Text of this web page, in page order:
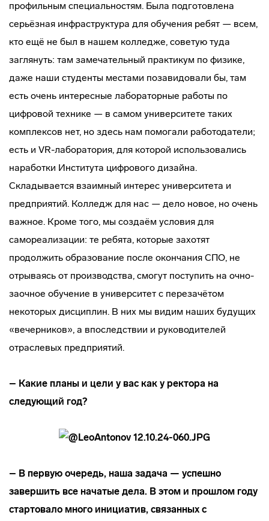
профильным специальностям. Была подготовлена
серьёзная инфраструктура для обучения ребят — всем,
кто ещё не был в нашем колледже, советую туда
заглянуть: там замечательный практикум по физике,
даже наши студенты местами позавидовали бы, там
есть очень интересные лабораторные работы по
цифровой технике — в самом университете таких
комплексов нет, но здесь нам помогали работодатели;
есть и VR-лаборатория, для которой использовались
наработки Института цифрового дизайна.
Складывается взаимный интерес университета и
предприятий. Колледж для нас — дело новое, но очень
важное. Кроме того, мы создаём условия для
самореализации: те ребята, которые захотят
продолжить образование после окончания СПО, не
отрываясь от производства, смогут поступить на очно-
заочное обучение в университет с перезачётом
некоторых дисциплин. В них мы видим наших будущих
«вечерников», а впоследствии и руководителей
отраслевых предприятий.
– Какие планы и цели у вас как у ректора на
следующий год?
– В первую очередь, наша задача — успешно
завершить все начатые дела. В этом и прошлом году
стартовало много инициатив, связанных с